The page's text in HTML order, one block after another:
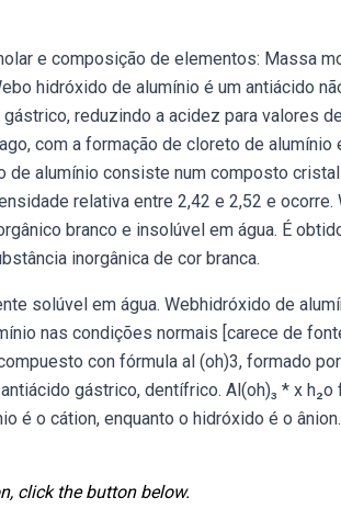
e composição de elementos: Massa
hidróxido de alumínio é um antiácido
reduzindo a acidez para valores
com a formação de cloreto de alumínio
alumínio consiste num composto
relativa entre 2,42 e 2,52 e ocorre.
branco e insolúvel em água. É
inorgânica de cor branca.
solúvel em água. Webhidróxido de
nas condições normais [carece de
con fórmula al (oh)3, formado
gástrico, dentífrico. Al(oh)₃ * x h₂o
é o cátion, enquanto o hidróxido é o
click the button below.